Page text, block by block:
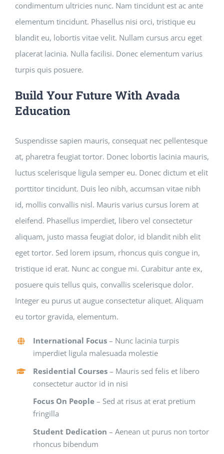
condimentum ultricies nunc. Nam tincidunt est ac ante
elementum tincidunt. Phasellus nisi orci, tristique eu
blandit eu, lobortis vitae velit. Nullam cursus arcu eget
placerat lacinia. Nulla facilisi. Donec elementum varius
turpis quis posuere.
Build Your Future With Avada
Education
Suspendisse sapien mauris, consequat nec pellentesque
at, pharetra feugiat tortor. Donec lobortis lacinia mauris,
luctus scelerisque ligula semper eu. Donec dictum et elit
porttitor tincidunt. Duis leo nibh, accumsan vitae nibh
id, mollis convallis nisl. Mauris varius cursus lorem at
eleifend. Phasellus imperdiet, libero vel consectetur
aliquam, justo massa feugiat dolor, id blandit nibh elit
eget tortor. Sed lorem ipsum, rhoncus quis congue in,
tristique id erat. Nunc ac congue mi. Curabitur ante ex,
posuere quis tellus quis, convallis scelerisque dolor.
Integer eu purus ut augue consectetur aliquet. Aliquam
eu tortor gravida, elementum.
International Focus – Nunc lacinia turpis
imperdiet ligula malesuada molestie
Residential Courses – Mauris sed felis et libero
consectetur auctor id in nisi
Focus On People – Sed at risus at erat pretium
fringilla
Student Dedication – Aenean ut purus non tortor
rhoncus bibendum